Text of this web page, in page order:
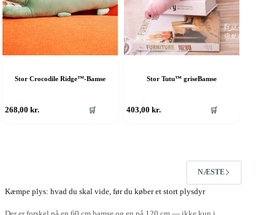
Stor Crocodile Ridge™-Bamse
268,00kr. 🛒
Stor Tutu™ griseBamse
403,00kr. 🛒
NÆSTE
Kæmpe plys: hvad du skal vide, før du køber et stort plysdyr